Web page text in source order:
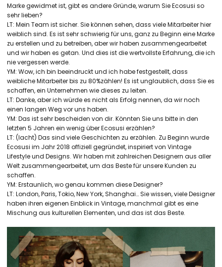
Marke gewidmet ist, gibt es andere Gründe, warum Sie Ecosusi so
sehr lieben?
LT: Mein Team ist sicher. Sie können sehen, dass viele Mitarbeiter hier
weiblich sind. Es ist sehr schwierig für uns, ganz zu Beginn eine Marke
zu erstellen und zu betreiben, aber wir haben zusammengearbeitet
und wir haben es getan. Und dies ist die wertvollste Erfahrung, die ich
nie vergessen werde.
YM: Wow, ich bin beeindruckt und ich habe festgestellt, dass
weibliche Mitarbeiter bis zu 80%zählen! Es ist unglaublich, dass Sie es
schaffen, ein Unternehmen wie dieses zu leiten.
LT: Danke, aber ich würde es nicht als Erfolg nennen, da wir noch
einen langen Weg vor uns haben.
YM: Das ist sehr bescheiden von dir. Könnten Sie uns bitte in den
letzten 5 Jahren ein wenig über Ecosusi erzählen?
LT: (lacht) Das sind viele Geschichten zu erzählen. Zu Beginn wurde
Ecosusi im Jahr 2018 offiziell gegründet, inspiriert von Vintage
Lifestyle und Designs. Wir haben mit zahlreichen Designern aus aller
Welt zusammengearbeitet, um das Beste für unsere Kunden zu
schaffen.
YM: Erstaunlich, wo genau kommen diese Designer?
LT: London, Paris, Tokio, New York, Shanghai… Sie wissen, viele Designer
haben ihren eigenen Einblick in Vintage, manchmal gibt es eine
Mischung aus kulturellen Elementen, und das ist das Beste.